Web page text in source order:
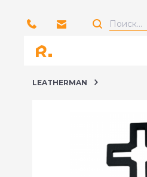
LEATHERMAN